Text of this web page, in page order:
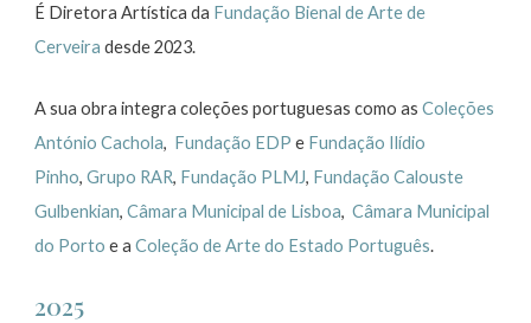
É Diretora Artística da Fundação Bienal de Arte de
Cerveira desde 2023.
A sua obra integra coleções portuguesas como asColeções
António Cachola, Fundação EDP e Fundação Ilídio
Pinho,Grupo RAR, Fundação PLMJ, Fundação Calouste
Gulbenkian,Câmara Municipal de Lisboa,Câmara Municipal
do Porto e aColeção de Arte do Estado Português.
2025